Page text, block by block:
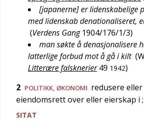
[japanerne] er lidenskabelige
med lidenskab denationaliseret,
(Verdens Gang 1904/176/1/3)
man søkte å denasjonalisere
latterlige forbud mot å gå i kilt (
Litterære falsknerier 49 1942)
2 POLITIKK, ØKONOMI redusere
eiendomsrett over eller eierskap i ;
SITAT